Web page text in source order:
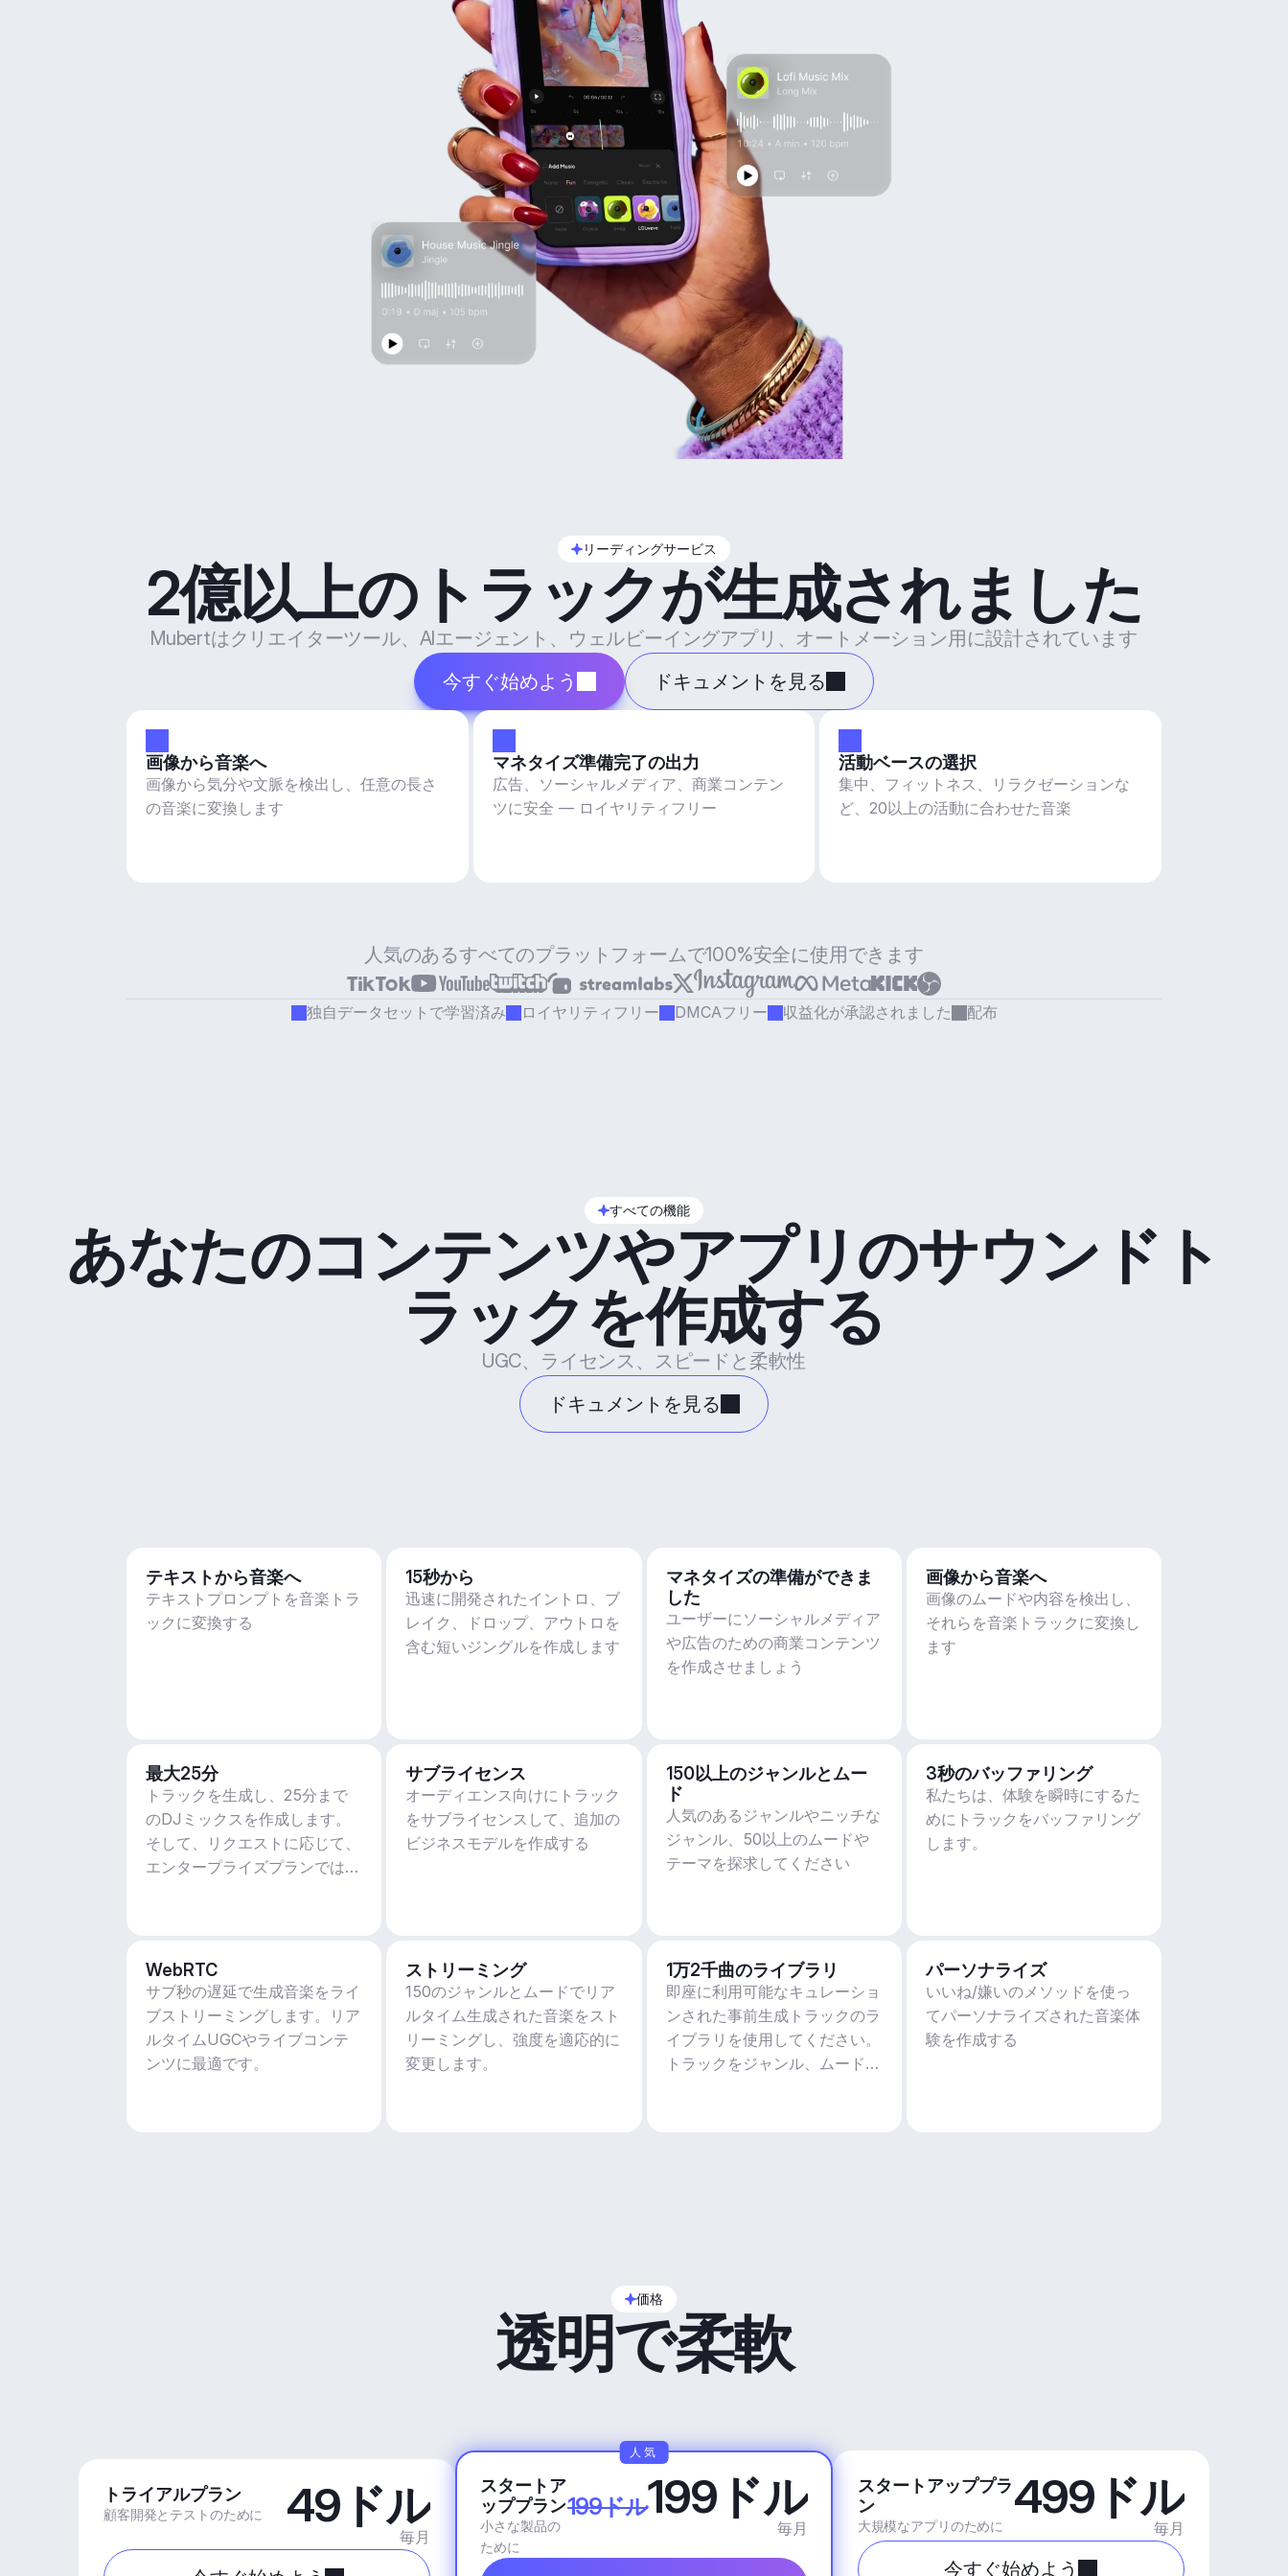
リーディングサービス
2億以上のトラックが生成されました
Mubertはクリエイターツール、AIエージェント、ウェルビーイングアプリ、オートメーション用に設計されています
今すぐ始めよう
ドキュメントを見る
画像から音楽へ
画像から気分や文脈を検出し、任意の長さ
の音楽に変換します
マネタイズ準備完了の出力
広告、ソーシャルメディア、商業コンテン
ツに安全 — ロイヤリティフリー
活動ベースの選択
集中、フィットネス、リラクゼーションな
ど、20以上の活動に合わせた音楽
人気のあるすべてのプラットフォームで100%安全に使用できます
独自データセットで学習済み ロイヤリティフリー DMCAフリー 収益化が承認されました 配布
すべての機能
あなたのコンテンツやアプリのサウンドト
ラックを作成する
UGC、ライセンス、スピードと柔軟性
ドキュメントを見る
テキストから音楽へ
テキストプロンプトを音楽トラ
ックに変換する
15秒から
迅速に開発されたイントロ、ブ
レイク、ドロップ、アウトロを
含む短いジングルを作成します
マネタイズの準備ができま
した
ユーザーにソーシャルメディア
や広告のための商業コンテンツ
を作成させましょう
画像から音楽へ
画像のムードや内容を検出し、
それらを音楽トラックに変換し
ます
最大25分
トラックを生成し、25分まで
のDJミックスを作成します。
そして、リクエストに応じて、
エンタープライズプランではさ
サブライセンス
オーディエンス向けにトラック
をサブライセンスして、追加の
ビジネスモデルを作成する
150以上のジャンルとムー
ド
人気のあるジャンルやニッチな
ジャンル、50以上のムードや
テーマを探求してください
3秒のバッファリング
私たちは、体験を瞬時にするた
めにトラックをバッファリング
します。
WebRTC
サブ秒の遅延で生成音楽をライ
ブストリーミングします。リア
ルタイムUGCやライブコンテ
ンツに最適です。
ストリーミング
150のジャンルとムードでリア
ルタイム生成された音楽をスト
リーミングし、強度を適応的に
変更します。
1万2千曲のライブラリ
即座に利用可能なキュレーショ
ンされた事前生成トラックのラ
イブラリを使用してください。
トラックをジャンル、ムード、
パーソナライズ
いいね/嫌いのメソッドを使っ
てパーソナライズされた音楽体
験を作成する
価格
透明で柔軟
トライアルプラン
顧客開発とテストのために 49ドル
毎月
スタートア
ッププラン
小さな製品の
ために
199ドル199ドル
毎月
人気
スタートアッププラ
ン
大規模なアプリのために
499ドル
毎月
今すぐ始めよう